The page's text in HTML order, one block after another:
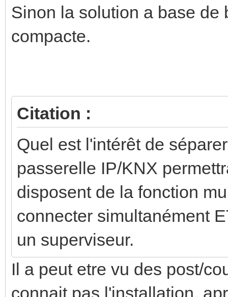
Sinon la solution a base de
compacte.
Citation :
Quel est l'intérêt de
passerelle IP/KNX
disposent de la fonction
connecter simultanément
un superviseur.
Il a peut etre vu des post/
connait pas l'installation,